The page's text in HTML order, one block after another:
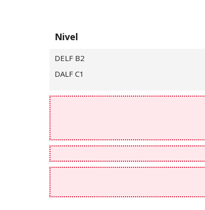
Nivel
DELF B2
DALF C1